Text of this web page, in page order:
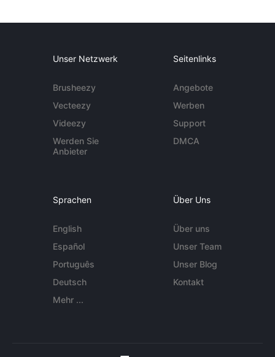
Unser Netzwerk
Brusheezy
Vecteezy
Videezy
Werden Sie
Anbieter
Seitenlinks
Angebote
Werben
Support
DMCA
Sprachen
English
Español
Português
Deutsch
Mehr ...
Über Uns
Über uns
Unser Team
Unser Blog
Kontakt